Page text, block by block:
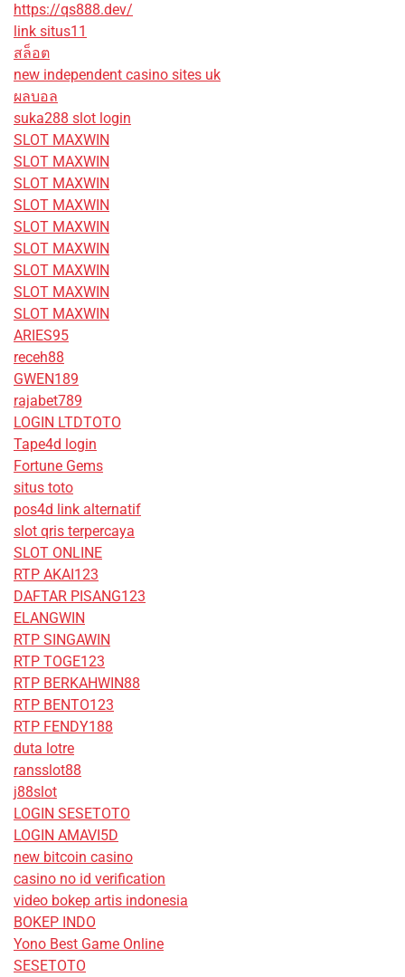
https://qs888.dev/
link situs11
สล็อต
new independent casino sites uk
ผลบอล
suka288 slot login
SLOT MAXWIN
SLOT MAXWIN
SLOT MAXWIN
SLOT MAXWIN
SLOT MAXWIN
SLOT MAXWIN
SLOT MAXWIN
SLOT MAXWIN
SLOT MAXWIN
ARIES95
receh88
GWEN189
rajabet789
LOGIN LTDTOTO
Tape4d login
Fortune Gems
situs toto
pos4d link alternatif
slot qris terpercaya
SLOT ONLINE
RTP AKAI123
DAFTAR PISANG123
ELANGWIN
RTP SINGAWIN
RTP TOGE123
RTP BERKAHWIN88
RTP BENTO123
RTP FENDY188
duta lotre
ransslot88
j88slot
LOGIN SESETOTO
LOGIN AMAVI5D
new bitcoin casino
casino no id verification
video bokep artis indonesia
BOKEP INDO
Yono Best Game Online
SESETOTO